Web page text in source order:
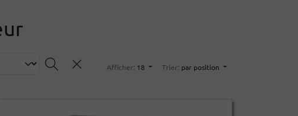
Afficher: 18 Trier: par position